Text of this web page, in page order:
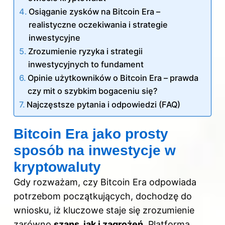
Osiąganie zysków na Bitcoin Era –
realistyczne oczekiwania i strategie
inwestycyjne
Zrozumienie ryzyka i strategii
inwestycyjnych to fundament
Opinie użytkowników o Bitcoin Era – prawda
czy mit o szybkim bogaceniu się?
Najczęstsze pytania i odpowiedzi (FAQ)
Bitcoin Era jako prosty
sposób na inwestycje w
kryptowaluty
Gdy rozważam, czy Bitcoin Era odpowiada
potrzebom początkujących, dochodzę do
wniosku, iż kluczowe staje się zrozumienie